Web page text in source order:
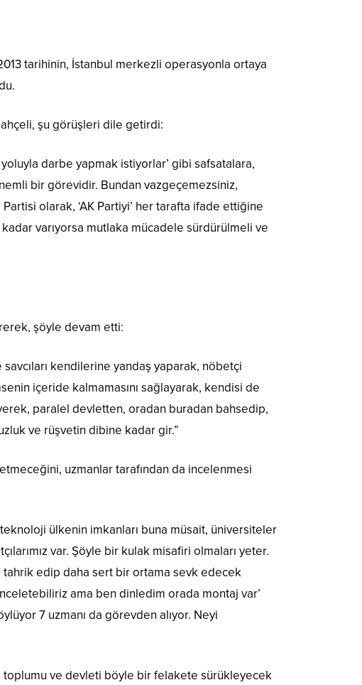
tarihinin, İstanbul merkezli operasyonla ortaya
şu görüşleri dile getirdi:
yoluyla darbe yapmak istiyorlar’ gibi safsatalara,
bir görevidir. Bundan vazgeçemezsiniz,
olarak, ‘AK Partiyi’ her tarafta ifade ettiğine
varıyorsa mutlaka mücadele sürdürülmeli ve
şöyle devam etti:
kendilerine yandaş yaparak, nöbetçi
içeride kalmamasını sağlayarak, kendisi de
paralel devletten, oradan buradan bahsedip,
ve rüşvetin dibine kadar gir.”
uzmanlar tarafından da incelenmesi
ülkenin imkanları buna müsait, üniversiteler
var. Şöyle bir kulak misafiri olmaları yeter.
tahrik edip daha sert bir ortama sevk edecek
ama ben dinledim orada montaj var’
7 uzmanı da görevden alıyor. Neyi
ve devleti böyle bir felakete sürükleyecek